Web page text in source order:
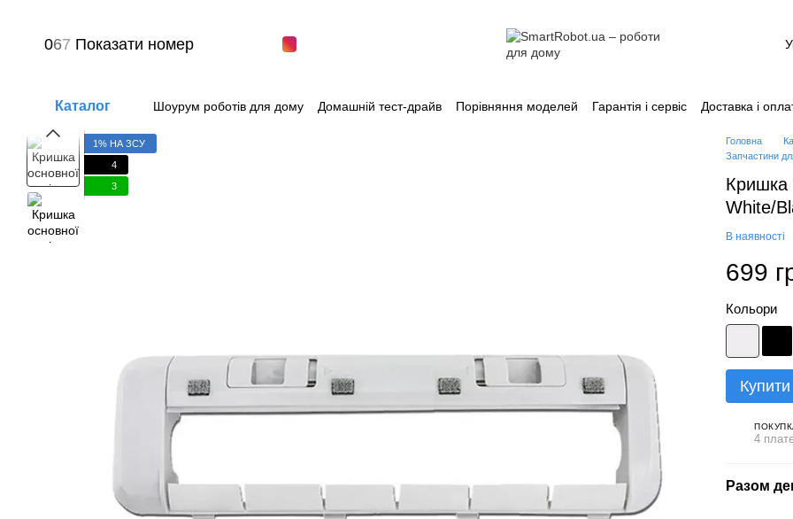
067 Показати номер
Каталог Шоурум роботів для дому Домашній тест-драйв Порівняння моделей Гарантія і сервіс Доставка і
1% НА ЗСУ
4
3
Головна
Запчастини
Кришка
White/
В наявності
699
Кольори
Купити
4
Разом